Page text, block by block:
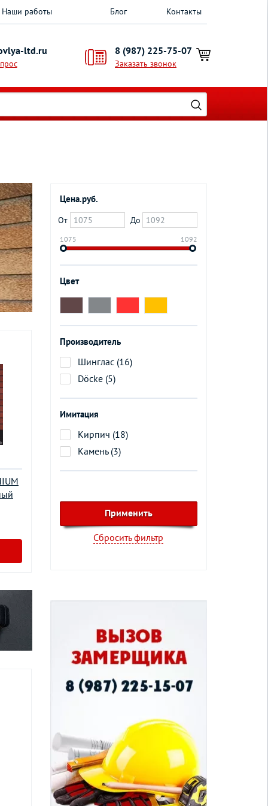
Наши работы Блог Контакты
ltd.ru 8 (987) 225-75-07
Заказать звонок
Цена.руб.
От До
1075 1092
Цвет
Производитель
Шинглас (16)
Döcke (5)
Имитация
Кирпич (18)
Камень (3)
Сбросить фильтр